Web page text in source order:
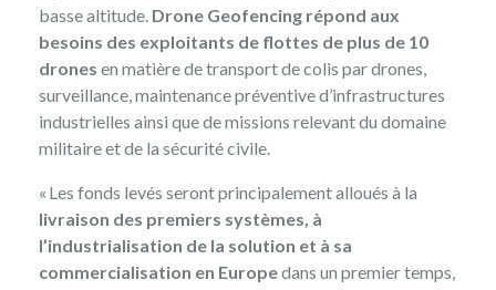
basse altitude. Drone Geofencing répond aux
besoins des exploitants de flottes de plus de 10
drones en matière de transport de colis par drones,
surveillance, maintenance préventive d’infrastructures
industrielles ainsi que de missions relevant du domaine
militaire et de la sécurité civile.
« Les fonds levés seront principalement alloués à la
livraison des premiers systèmes, à
l’industrialisation de la solution et à sa
commercialisation en Europedans un premier temps,